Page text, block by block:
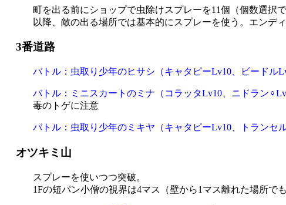
町を出る前にショップで虫除けスプレーを11個（個数選択
以降、敵の出る場所では基本的にスプレーを使う。エンディ
3番道路
バトル：虫取り少年のヒサシ（キャタピーLv10、ビードル
バトル：ミニスカートのミナ（コラッタLv10、ニドラン
毒のトゲに注意
バトル：虫取り少年のミキヤ（キャタピーLv10、トランセル
オツキミ山
スプレーを使いつつ突破。
1Fの短パン小僧の視界は4マス（壁から1マス離れた場所で